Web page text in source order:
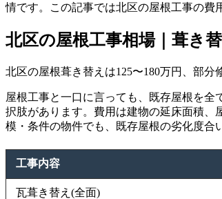
情です。この記事では北区の屋根工事の費
北区の屋根工事相場｜葺き
北区の屋根葺き替えは125〜180万円、部
屋根工事と一口に言っても、既存屋根を
択肢があります。費用は建物の延床面積、
模・条件の物件でも、既存屋根の劣化度合
工事内容
瓦葺き替え(全面)